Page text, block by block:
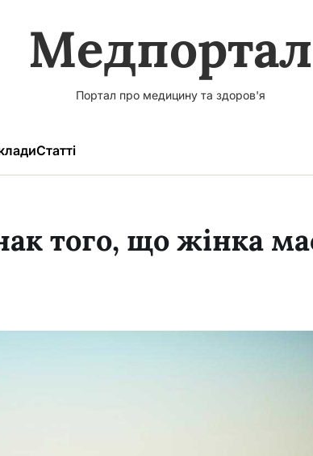
Медпортал
Портал про медицину та здоров'я
Статті
того, що жінка